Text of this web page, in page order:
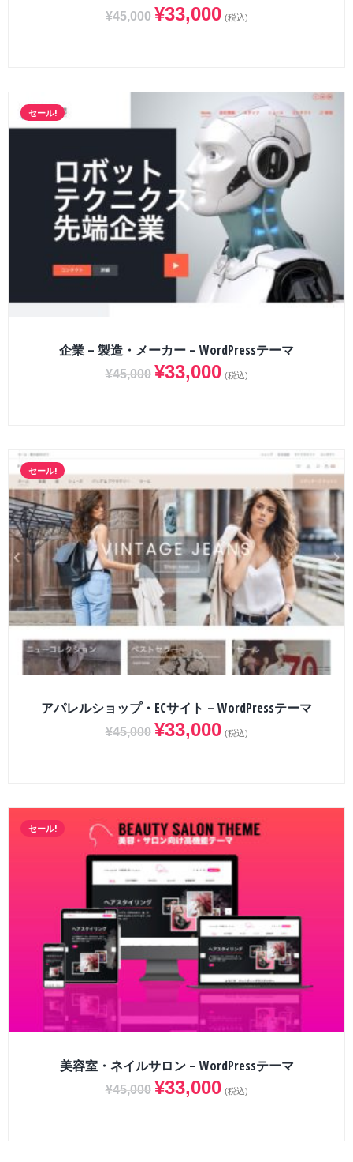
¥45,000 ¥33,000 (税込)
セール!
企業 – 製造・メーカー – WordPressテーマ
¥45,000 ¥33,000 (税込)
セール!
アパレルショップ・ECサイト – WordPressテーマ
¥45,000 ¥33,000 (税込)
セール!
美容室・ネイルサロン – WordPressテーマ
¥45,000 ¥33,000 (税込)